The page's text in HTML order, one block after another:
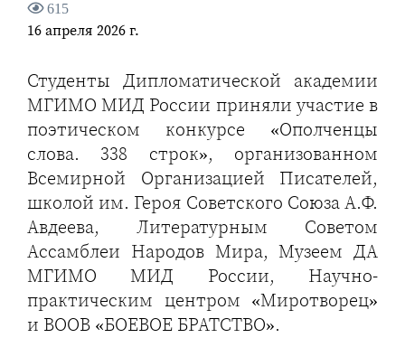
615
16 апреля 2026 г.
Студенты Дипломатической академии
МГИМО МИД России приняли участие в
поэтическом конкурсе «Ополченцы
слова. 338 строк», организованном
Всемирной Организацией Писателей,
школой им. Героя Советского Союза А.Ф.
Авдеева, Литературным Советом
Ассамблеи Народов Мира, Музеем ДА
МГИМО МИД России, Научно-
практическим центром «Миротворец»
и ВООВ «БОЕВОЕ БРАТСТВО».